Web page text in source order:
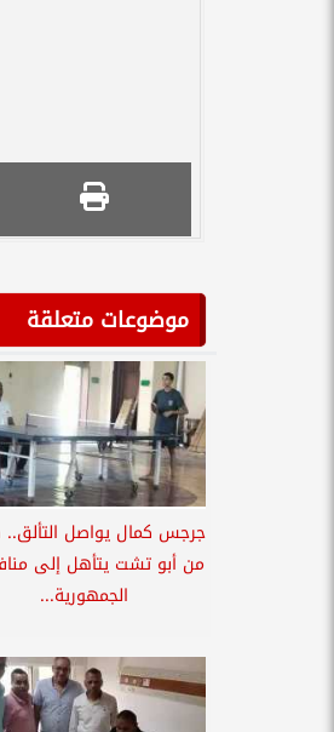
موضوعات متعلقة
جرجس كمال يواصل التألق..
من أبو تشت يتأهل إلى
الجمهورية...